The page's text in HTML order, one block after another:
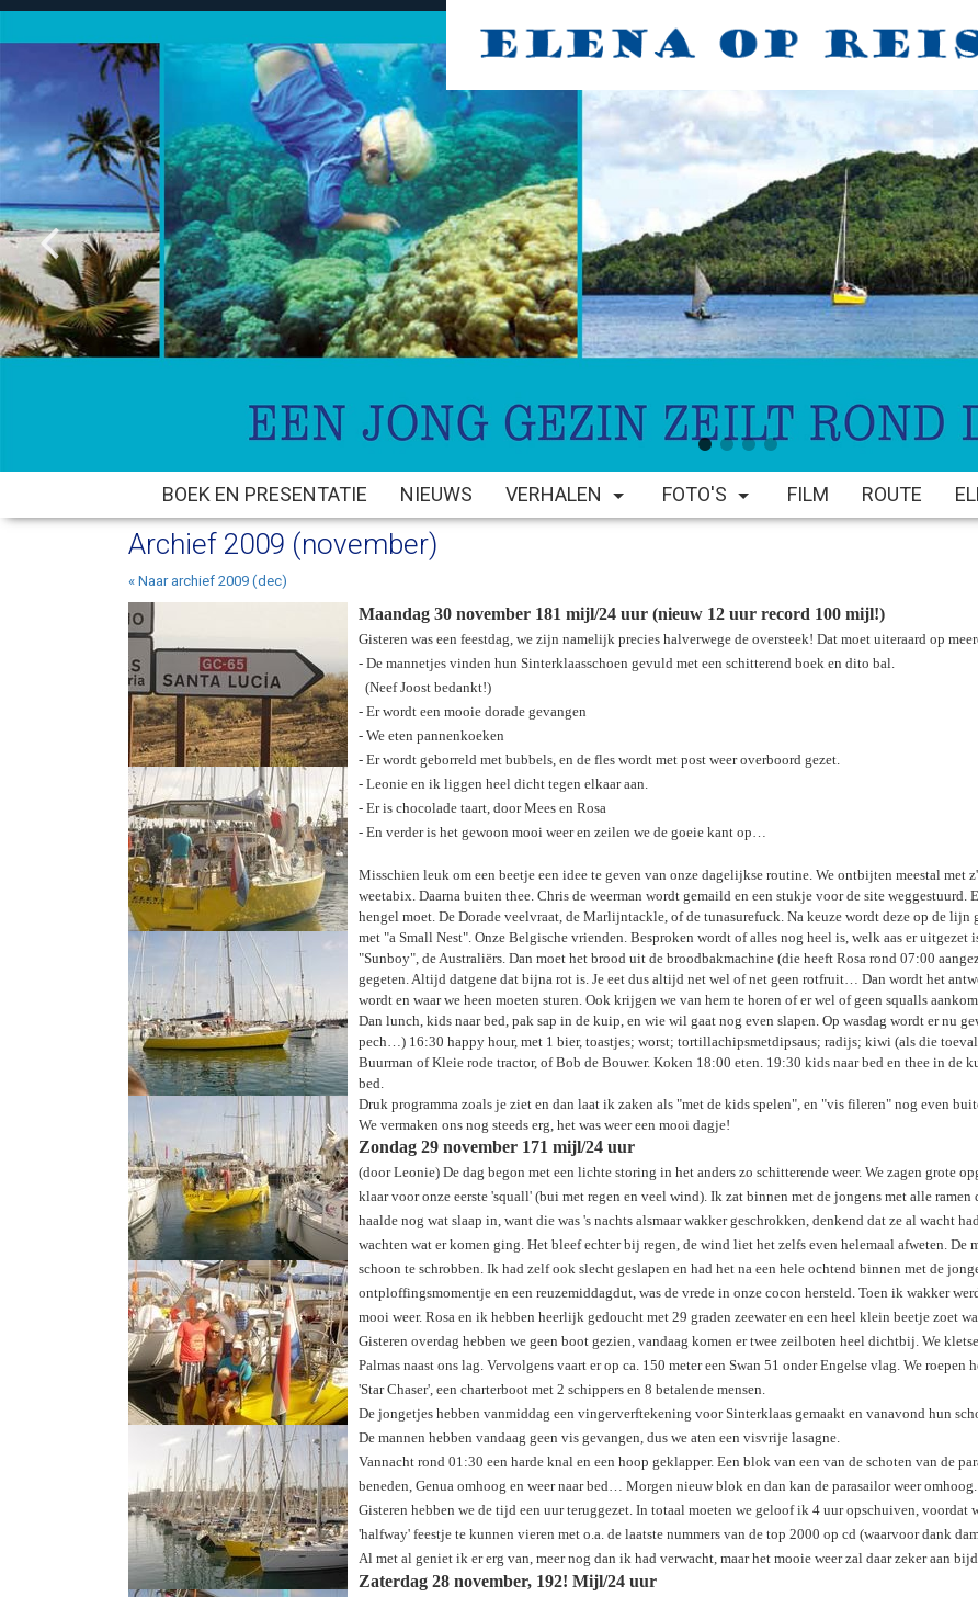
BOEK EN PRESENTATIE NIEUWS VERHALEN FOTO'S FILM ROUTE
Archief 2009 (november)
« Naar archief 2009 (dec)
Maandag 30 november 181 mijl/24 uur (nieuw 12 uur record 100 mijl!)
Gisteren was een feestdag, we zijn namelijk precies halverwege de oversteek! Dat moet uiteraard op
- De mannetjes vinden hun Sinterklaasschoen gevuld met een schitterend boek en dito bal.
(Neef Joost bedankt!)
- Er wordt een mooie dorade gevangen
- We eten pannenkoeken
- Er wordt geborreld met bubbels, en de fles wordt met post weer overboord gezet.
- Leonie en ik liggen heel dicht tegen elkaar aan.
- Er is chocolade taart, door Mees en Rosa
- En verder is het gewoon mooi weer en zeilen we de goeie kant op…
Misschien leuk om een beetje een idee te geven van onze dagelijkse routine. We ontbijten meestal met
weetabix. Daarna buiten thee. Chris de weerman wordt gemaild en een stukje voor de site weggestuurd.
hengel moet. De Dorade veelvraat, de Marlijntackle, of de tunasurefuck. Na keuze wordt deze op de
met "a Small Nest". Onze Belgische vrienden. Besproken wordt of alles nog heel is, welk aas er
"Sunboy", de Australiërs. Dan moet het brood uit de broodbakmachine (die heeft Rosa rond 07:00
gegeten. Altijd datgene dat bijna rot is. Je eet dus altijd net wel of net geen rotfruit… Dan wordt het
wordt en waar we heen moeten sturen. Ook krijgen we van hem te horen of er wel of geen squalls
Dan lunch, kids naar bed, pak sap in de kuip, en wie wil gaat nog even slapen. Op wasdag wordt er nu
pech…) 16:30 happy hour, met 1 bier, toastjes; worst; tortillachipsmetdipsaus; radijs; kiwi (als die
Buurman of Kleie rode tractor, of Bob de Bouwer. Koken 18:00 eten. 19:30 kids naar bed en thee in de
bed.
Druk programma zoals je ziet en dan laat ik zaken als "met de kids spelen", en "vis fileren" nog even
We vermaken ons nog steeds erg, het was weer een mooi dagje!
Zondag 29 november 171 mijl/24 uur
(door Leonie) De dag begon met een lichte storing in het anders zo schitterende weer. We zagen grote
klaar voor onze eerste 'squall' (bui met regen en veel wind). Ik zat binnen met de jongens met alle
haalde nog wat slaap in, want die was 's nachts alsmaar wakker geschrokken, denkend dat ze al wacht
wachten wat er komen ging. Het bleef echter bij regen, de wind liet het zelfs even helemaal afweten. De
schoon te schrobben. Ik had zelf ook slecht geslapen en had het na een hele ochtend binnen met de
ontploffingsmomentje en een reuzemiddagdut, was de vrede in onze cocon hersteld. Toen ik wakker
mooi weer. Rosa en ik hebben heerlijk gedoucht met 29 graden zeewater en een heel klein beetje zoet
Gisteren overdag hebben we geen boot gezien, vandaag komen er twee zeilboten heel dichtbij. We
Palmas naast ons lag. Vervolgens vaart er op ca. 150 meter een Swan 51 onder Engelse vlag. We
'Star Chaser', een charterboot met 2 schippers en 8 betalende mensen.
De jongetjes hebben vanmiddag een vingerverftekening voor Sinterklaas gemaakt en vanavond hun
De mannen hebben vandaag geen vis gevangen, dus we aten een visvrije lasagne.
Vannacht rond 01:30 een harde knal en een hoop geklapper. Een blok van een van de schoten van de
beneden, Genua omhoog en weer naar bed… Morgen nieuw blok en dan kan de parasailor weer omhoog.
Gisteren hebben we de tijd een uur teruggezet. In totaal moeten we geloof ik 4 uur opschuiven, voordat
'halfway' feestje te kunnen vieren met o.a. de laatste nummers van de top 2000 op cd (waarvoor dank
Al met al geniet ik er erg van, meer nog dan ik had verwacht, maar het mooie weer zal daar zeker aan
Zaterdag 28 november, 192! Mijl/24 uur